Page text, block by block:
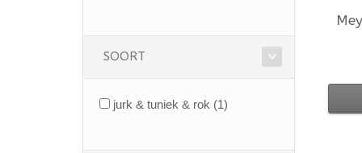
SOORT
jurk & tuniek & rok (1)